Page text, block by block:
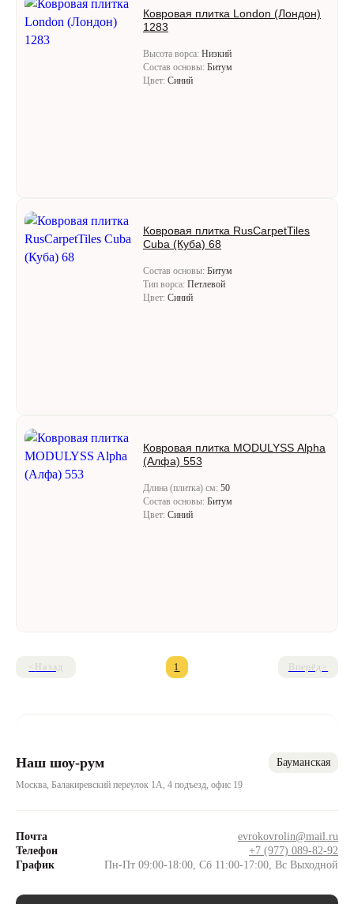
Ковровая плитка London (Лондон)
1283
Высота ворса: Низкий
Состав основы: Битум
Цвет: Синий
Ковровая плитка RusCarpetTiles
Cuba (Куба) 68
Состав основы: Битум
Тип ворса: Петлевой
Цвет: Синий
Ковровая плитка MODULYSS Alpha
(Алфа) 553
Длина (плитка) см: 50
Состав основы: Битум
Цвет: Синий
< Назад 1 Вперёд >
Наш шоу-рум Бауманская
Москва, Балакиревский переулок 1А, 4 подъезд, офис 19
Почта
evrokovrolin@mail.ru
Телефон
+7 (977) 089-82-92
График
Пн-Пт 09:00-18:00, Сб 11:00-17:00, Вс Выходной